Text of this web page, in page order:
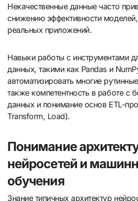
Некачественные данные часто
снижению эффективности
реальных приложений.
Навыки работы с инструментами
данных, такими как Pandas и
автоматизировать многие
также компетентность в работе
данных и понимание основ ETL-
Transform, Load).
Понимание
нейросетей и
обучения
Знание типичных архитектур